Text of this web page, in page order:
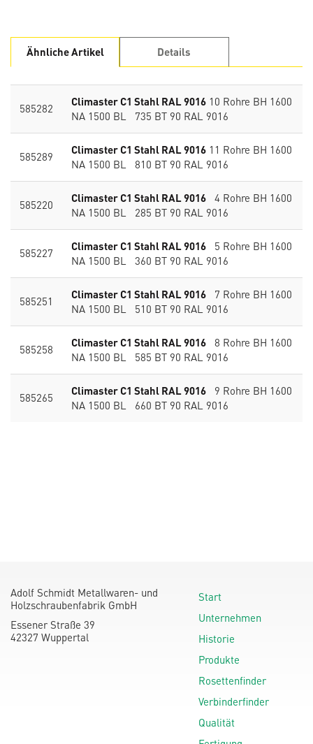
Ähnliche Artikel Details
585282 Climaster C1 Stahl RAL 9016 10 Rohre BH 1600
NA 1500 BL 735 BT 90 RAL 9016
585289 Climaster C1 Stahl RAL 9016 11 Rohre BH 1600
NA 1500 BL 810 BT 90 RAL 9016
585220 Climaster C1 Stahl RAL 9016 4 Rohre BH 1600
NA 1500 BL 285 BT 90 RAL 9016
585227 Climaster C1 Stahl RAL 9016 5 Rohre BH 1600
NA 1500 BL 360 BT 90 RAL 9016
585251 Climaster C1 Stahl RAL 9016 7 Rohre BH 1600
NA 1500 BL 510 BT 90 RAL 9016
585258 Climaster C1 Stahl RAL 9016 8 Rohre BH 1600
NA 1500 BL 585 BT 90 RAL 9016
585265 Climaster C1 Stahl RAL 9016 9 Rohre BH 1600
NA 1500 BL 660 BT 90 RAL 9016
Adolf Schmidt Metallwaren- und
Holzschraubenfabrik GmbH
Essener Straße 39
42327 Wuppertal
Start
Unternehmen
Historie
Produkte
Rosettenfinder
Verbinderfinder
Qualität